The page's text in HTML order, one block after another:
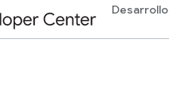
Desarrollo